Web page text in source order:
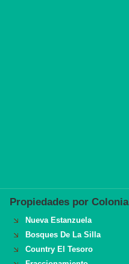
Propiedades por Colonia
Nueva Estanzuela
Bosques De La Silla
Country El Tesoro